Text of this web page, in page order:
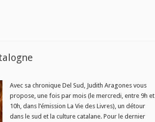
Avec sa chronique Del Sud, Judith Aragones vous
propose, une fois par mois (le mercredi, entre 9h et
10h, dans l’émission La Vie des Livres), un détour
dans le sud et la culture catalane. Pour le dernier